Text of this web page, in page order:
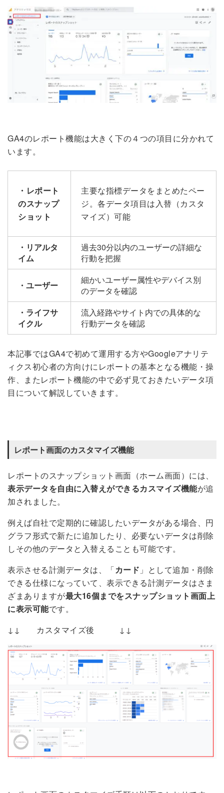
GA4のレポート機能は大きく下の４つの項目に分かれて
います。
・ レポート
のスナップ
ショット
主要な指標データをまとめたペー
ジ。各データ項目は入替（カスタ
マイズ）可能
・リアルタ
イム
過去30分以内のユーザーの詳細な
行動を把握
・ユーザー
細かいユーザー属性やデバイス別
のデータを確認
・ライフサ
イクル
流入経路やサイト内での具体的な
行動データを確認
本記事ではGA4で初めて運用する方やGoogleアナリテ
ィクス初心者の方向けにレポートの基本となる機能・操
作、またレポート機能の中で必ず見ておきたいデータ項
目について解説していきます。
レポート画面のカスタマイズ機能
レポートのスナップショット画面（ホーム画面）には、
表示データを自由に入替えができるカスマイズ機能が追
加されました。
例えば自社で定期的に確認したいデータがある場合、円
グラフ形式で新たに追加したり、必要ないデータは削除
しその他のデータと入替えることも可能です。
表示させる計測データは、「カード 」として追加・削除
できる仕様になっていて、表示できる計測データはさま
ざまありますが最大16個までをスナップショット画面上
に表示可能です。
↓↓ カスタマイズ後 ↓↓